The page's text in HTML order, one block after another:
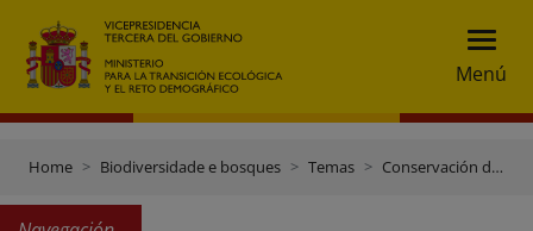
Menú
Home Biodiversidade e bosques Temas Conservación de especies